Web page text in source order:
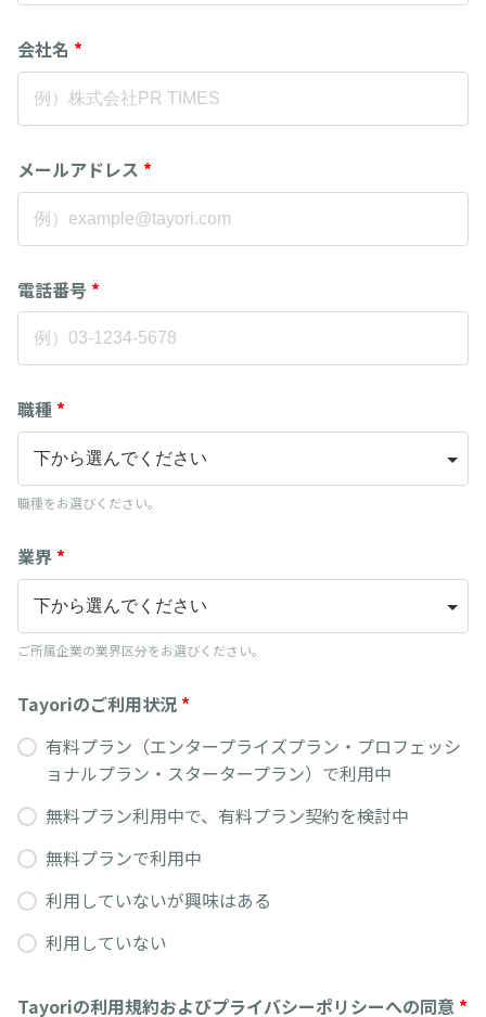
会社名 *
メールアドレス *
電話番号 *
職種 *
職種をお選びください。
業界 *
ご所属企業の業界区分をお選びください。
Tayoriのご利用状況 *
有料プラン（エンタープライズプラン・プロフェッシ
ョナルプラン・スタータープラン）で利用中
無料プラン利用中で、有料プラン契約を検討中
無料プランで利用中
利用していないが興味はある
利用していない
Tayoriの利用規約およびプライバシーポリシーへの同意 *